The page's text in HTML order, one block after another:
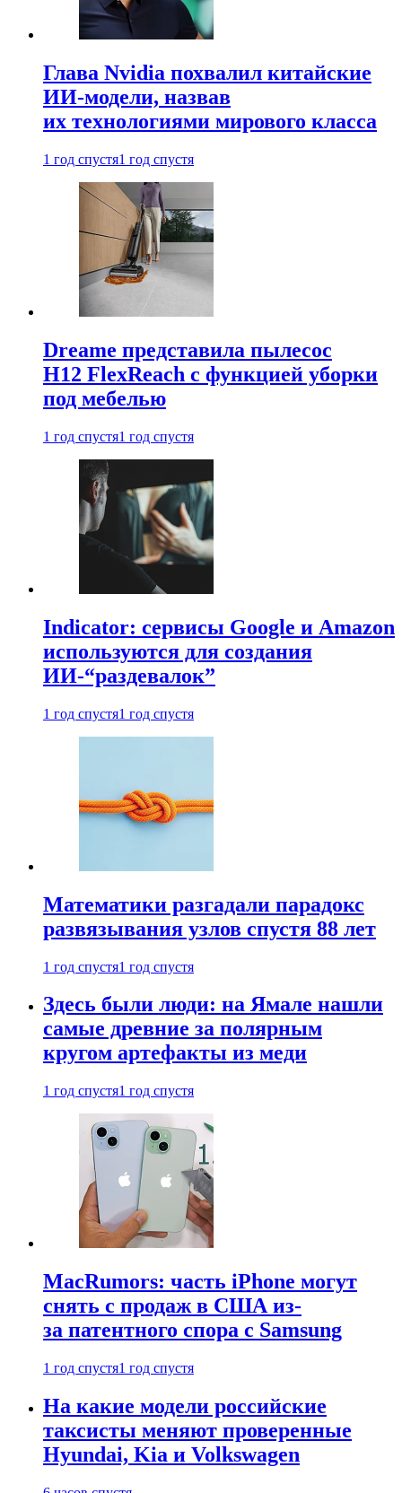
Глава Nvidia похвалил китайские
ИИ-модели, назвав
их технологиями мирового класса
1 год спустя1 год спустя
Dreame представила пылесос
H12 FlexReach с функцией уборки
под мебелью
1 год спустя1 год спустя
Indicator: сервисы Google и Amazon
используются для создания
ИИ-“раздевалок”
1 год спустя1 год спустя
Математики разгадали парадокс
развязывания узлов спустя 88 лет
1 год спустя1 год спустя
Здесь были люди: на Ямале нашли
самые древние за полярным
кругом артефакты из меди
1 год спустя1 год спустя
MacRumors: часть iPhone могут
снять с продаж в США из-
за патентного спора с Samsung
1 год спустя1 год спустя
На какие модели российские
таксисты меняют проверенные
Hyundai, Kia и Volkswagen